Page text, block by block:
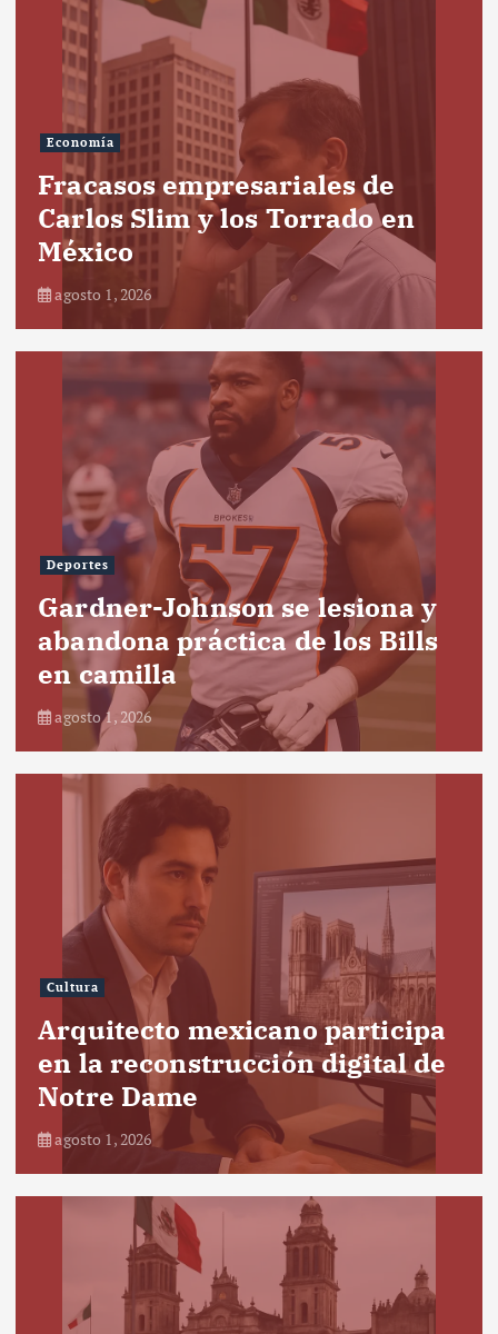
Economía
Fracasos empresariales de
Carlos Slim y los Torrado en
México
agosto 1, 2026
Deportes
Gardner-Johnson se lesiona y
abandona práctica de los Bills
en camilla
agosto 1, 2026
Cultura
Arquitecto mexicano participa
en la reconstrucción digital de
Notre Dame
agosto 1, 2026